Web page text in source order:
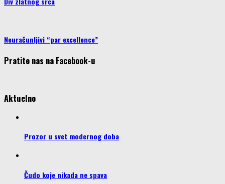
Neuračunljivi “par excellence”
Pratite nas na Facebook-u
Aktuelno
Prozor u svet modernog doba
Čudo koje nikada ne spava